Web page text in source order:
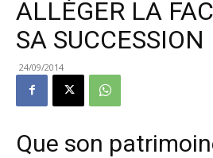
ALLÉGER LA
SA SUCCESSION
24/09/2014
Que son